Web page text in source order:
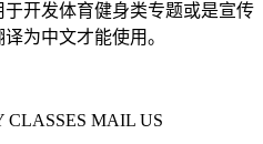
开发体育健身类专题或是宣传
为中文才能使用。
CLASSES MAIL US